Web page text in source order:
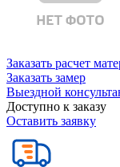
Заказать расчет
Заказать замер
Выездной
Доступно к заказу
Оставить заявку